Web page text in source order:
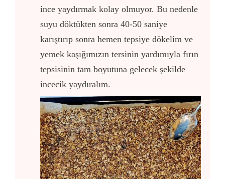
ince yaydırmak kolay olmuyor. Bu nedenle
suyu döktükten sonra 40-50 saniye
karıştırıp sonra hemen tepsiye dökelim ve
yemek kaşığımızın tersinin yardımıyla fırın
tepsisinin tam boyutuna gelecek şekilde
incecik yaydıralım.